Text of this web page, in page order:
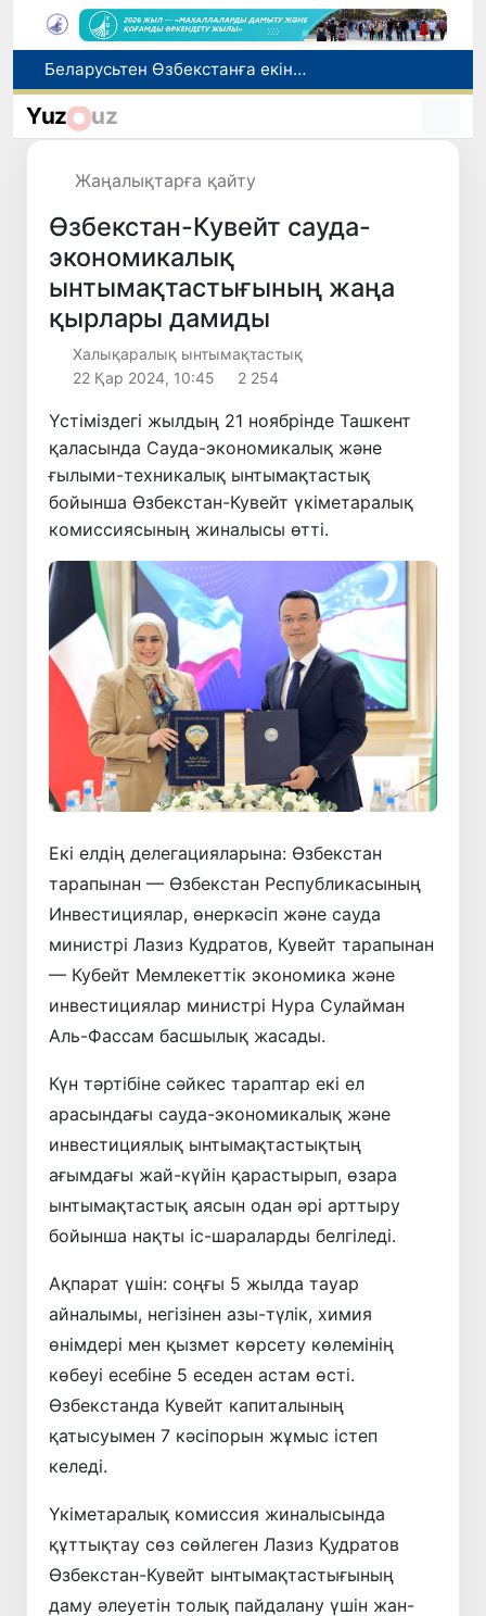
Адам саудасынан зардап шеккен азаматтар әлеуметтік қызметтермен қамтылады
Тарихи күн: Өзбекстанның «Самарқант-2028» жасанды серігі орбитаға сәтті шығарылды
Yuz uz
Жаңалықтарға қайту
Өзбекстан-Кувейт сауда-
экономикалық
ынтымақтастығының жаңа
қырлары дамиды
Халықаралық ынтымақтастық
22 Қар 2024, 10:45
2 254
Үстіміздегі жылдың 21 ноябрінде Ташкент
қаласында Сауда-экономикалық және
ғылыми-техникалық ынтымақтастық
бойынша Өзбекстан-Кувейт үкіметаралық
комиссиясының жиналысы өтті.
Екі елдің делегацияларына: Өзбекстан
тарапынан — Өзбекстан Республикасының
Инвестициялар, өнеркәсіп және сауда
министрі Лазиз Кудратов, Кувейт тарапынан
— Кубейт Мемлекеттік экономика және
инвестициялар министрі Нура Сулайман
Аль-Фассам басшылық жасады.
Күн тәртібіне сәйкес тараптар екі ел
арасындағы сауда-экономикалық және
инвестициялық ынтымақтастықтың
ағымдағы жай-күйін қарастырып, өзара
ынтымақтастық аясын одан әрі арттыру
бойынша нақты іс-шараларды белгіледі.
Ақпарат үшін: соңғы 5 жылда тауар
айналымы, негізінен азы-түлік, химия
өнімдері мен қызмет көрсету көлемінің
көбеуі есебіне 5 еседен астам өсті.
Өзбекстанда Кувейт капиталының
қатысуымен 7 кәсіпорын жұмыс істеп
келеді.
Үкіметаралық комиссия жиналысында
құттықтау сөз сөйлеген Лазиз Қудратов
Өзбекстан-Кувейт ынтымақтастығының
даму әлеуетін толық пайдалану үшін жан-